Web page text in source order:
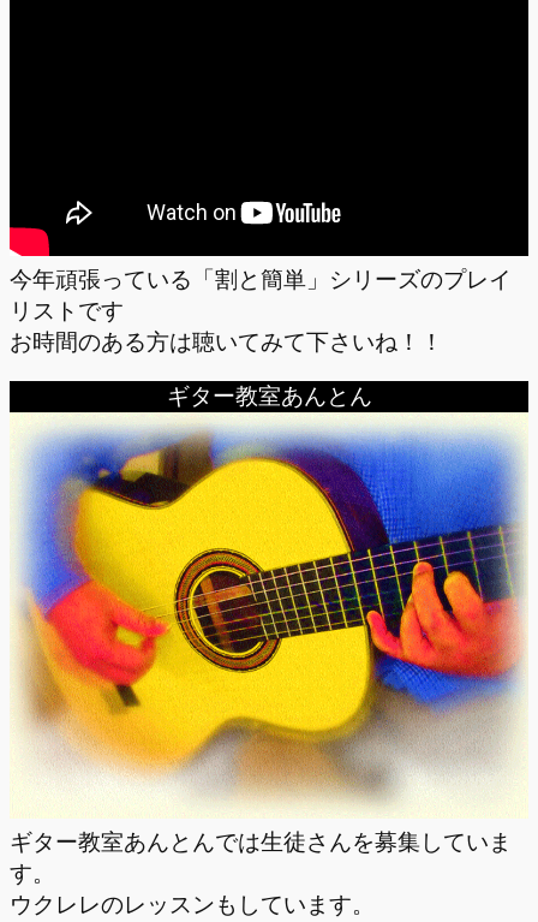
今年頑張っている「割と簡単」シリーズのプレイ
リストです
お時間のある方は聴いてみて下さいね！！
ギター教室あんとん
ギター教室あんとんでは生徒さんを募集していま
す。
ウクレレのレッスンもしています。